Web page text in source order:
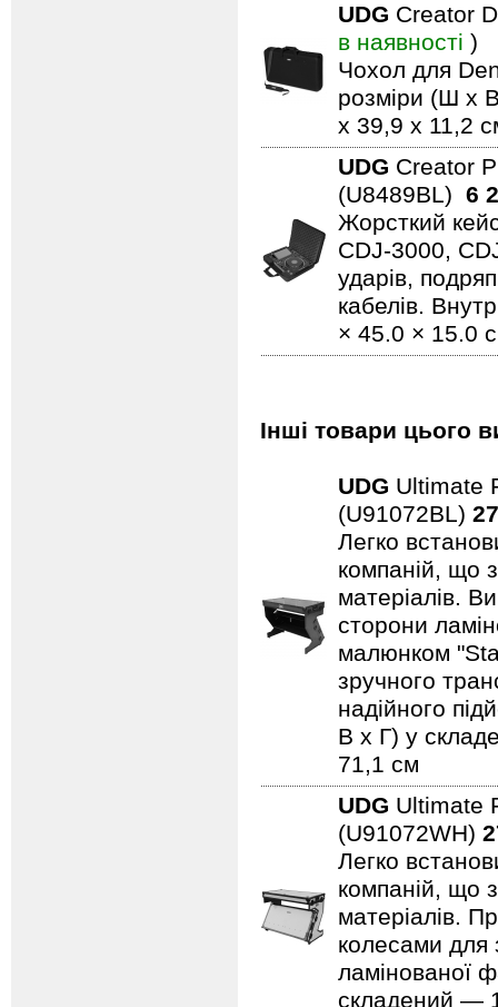
UDG Creator
в наявності )
Чохол для
розміри (Ш x
x 39,9 x 11,2
UDG Creator
(U8489BL) 6
Жорсткий
CDJ-3000,
ударів,
кабелів.
× 45.0 × 15.0
Інші товари цього
UDG Ultimate
(U91072BL)
Легко
компаній, що
матеріалів.
сторони
малюнком
зручного
надійного
В x Г) у
71,1 см
UDG Ultimate
(U91072WH)
Легко
компаній, що
матеріалів.
колесами для
ламінованої
складений —